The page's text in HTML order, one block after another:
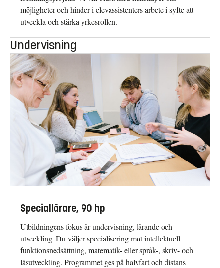
möjligheter och hinder i elevassistenters arbete i syfte att
utveckla och stärka yrkesrollen.
Undervisning
Speciallärare, 90 hp
Utbildningens fokus är undervisning, lärande och
utveckling. Du väljer specialisering mot intellektuell
funktionsnedsättning, matematik- eller språk-, skriv- och
läsutveckling. Programmet ges på halvfart och distans